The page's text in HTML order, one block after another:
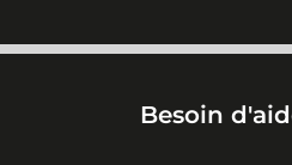
Besoin